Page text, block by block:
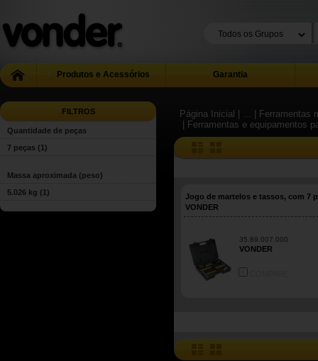
Produtos e Acessórios Garantia
FILTROS
Quantidade de peças
7 peças (1)
Massa aproximada (peso)
5.026 kg (1)
Página Inicial | ...
|
| Ferramentas e equipamentos
Jogo de martelos e tassos, com 7
VONDER
35.89.007.000
VONDER